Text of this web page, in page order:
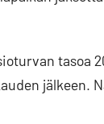
tasoa
jälkeen.